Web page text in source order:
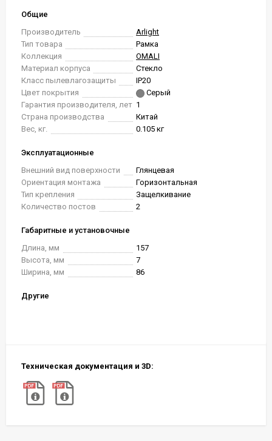
Общие
Производитель
Arlight
Тип товара
Рамка
Коллекция
OMALI
Материал корпуса
Стекло
Класс пылевлагозащиты
IP20
Цвет покрытия
Серый
Гарантия производителя, лет 1
Страна производства
Китай
Вес, кг.
0.105 кг
Эксплуатационные
Внешний вид поверхности
Глянцевая
Ориентация монтажа
Горизонтальная
Тип крепления
Защелкивание
Количество постов
2
Габаритные и установочные
Длина, мм
157
Высота, мм
7
Ширина, мм
86
Другие
Техническая документация и 3D: